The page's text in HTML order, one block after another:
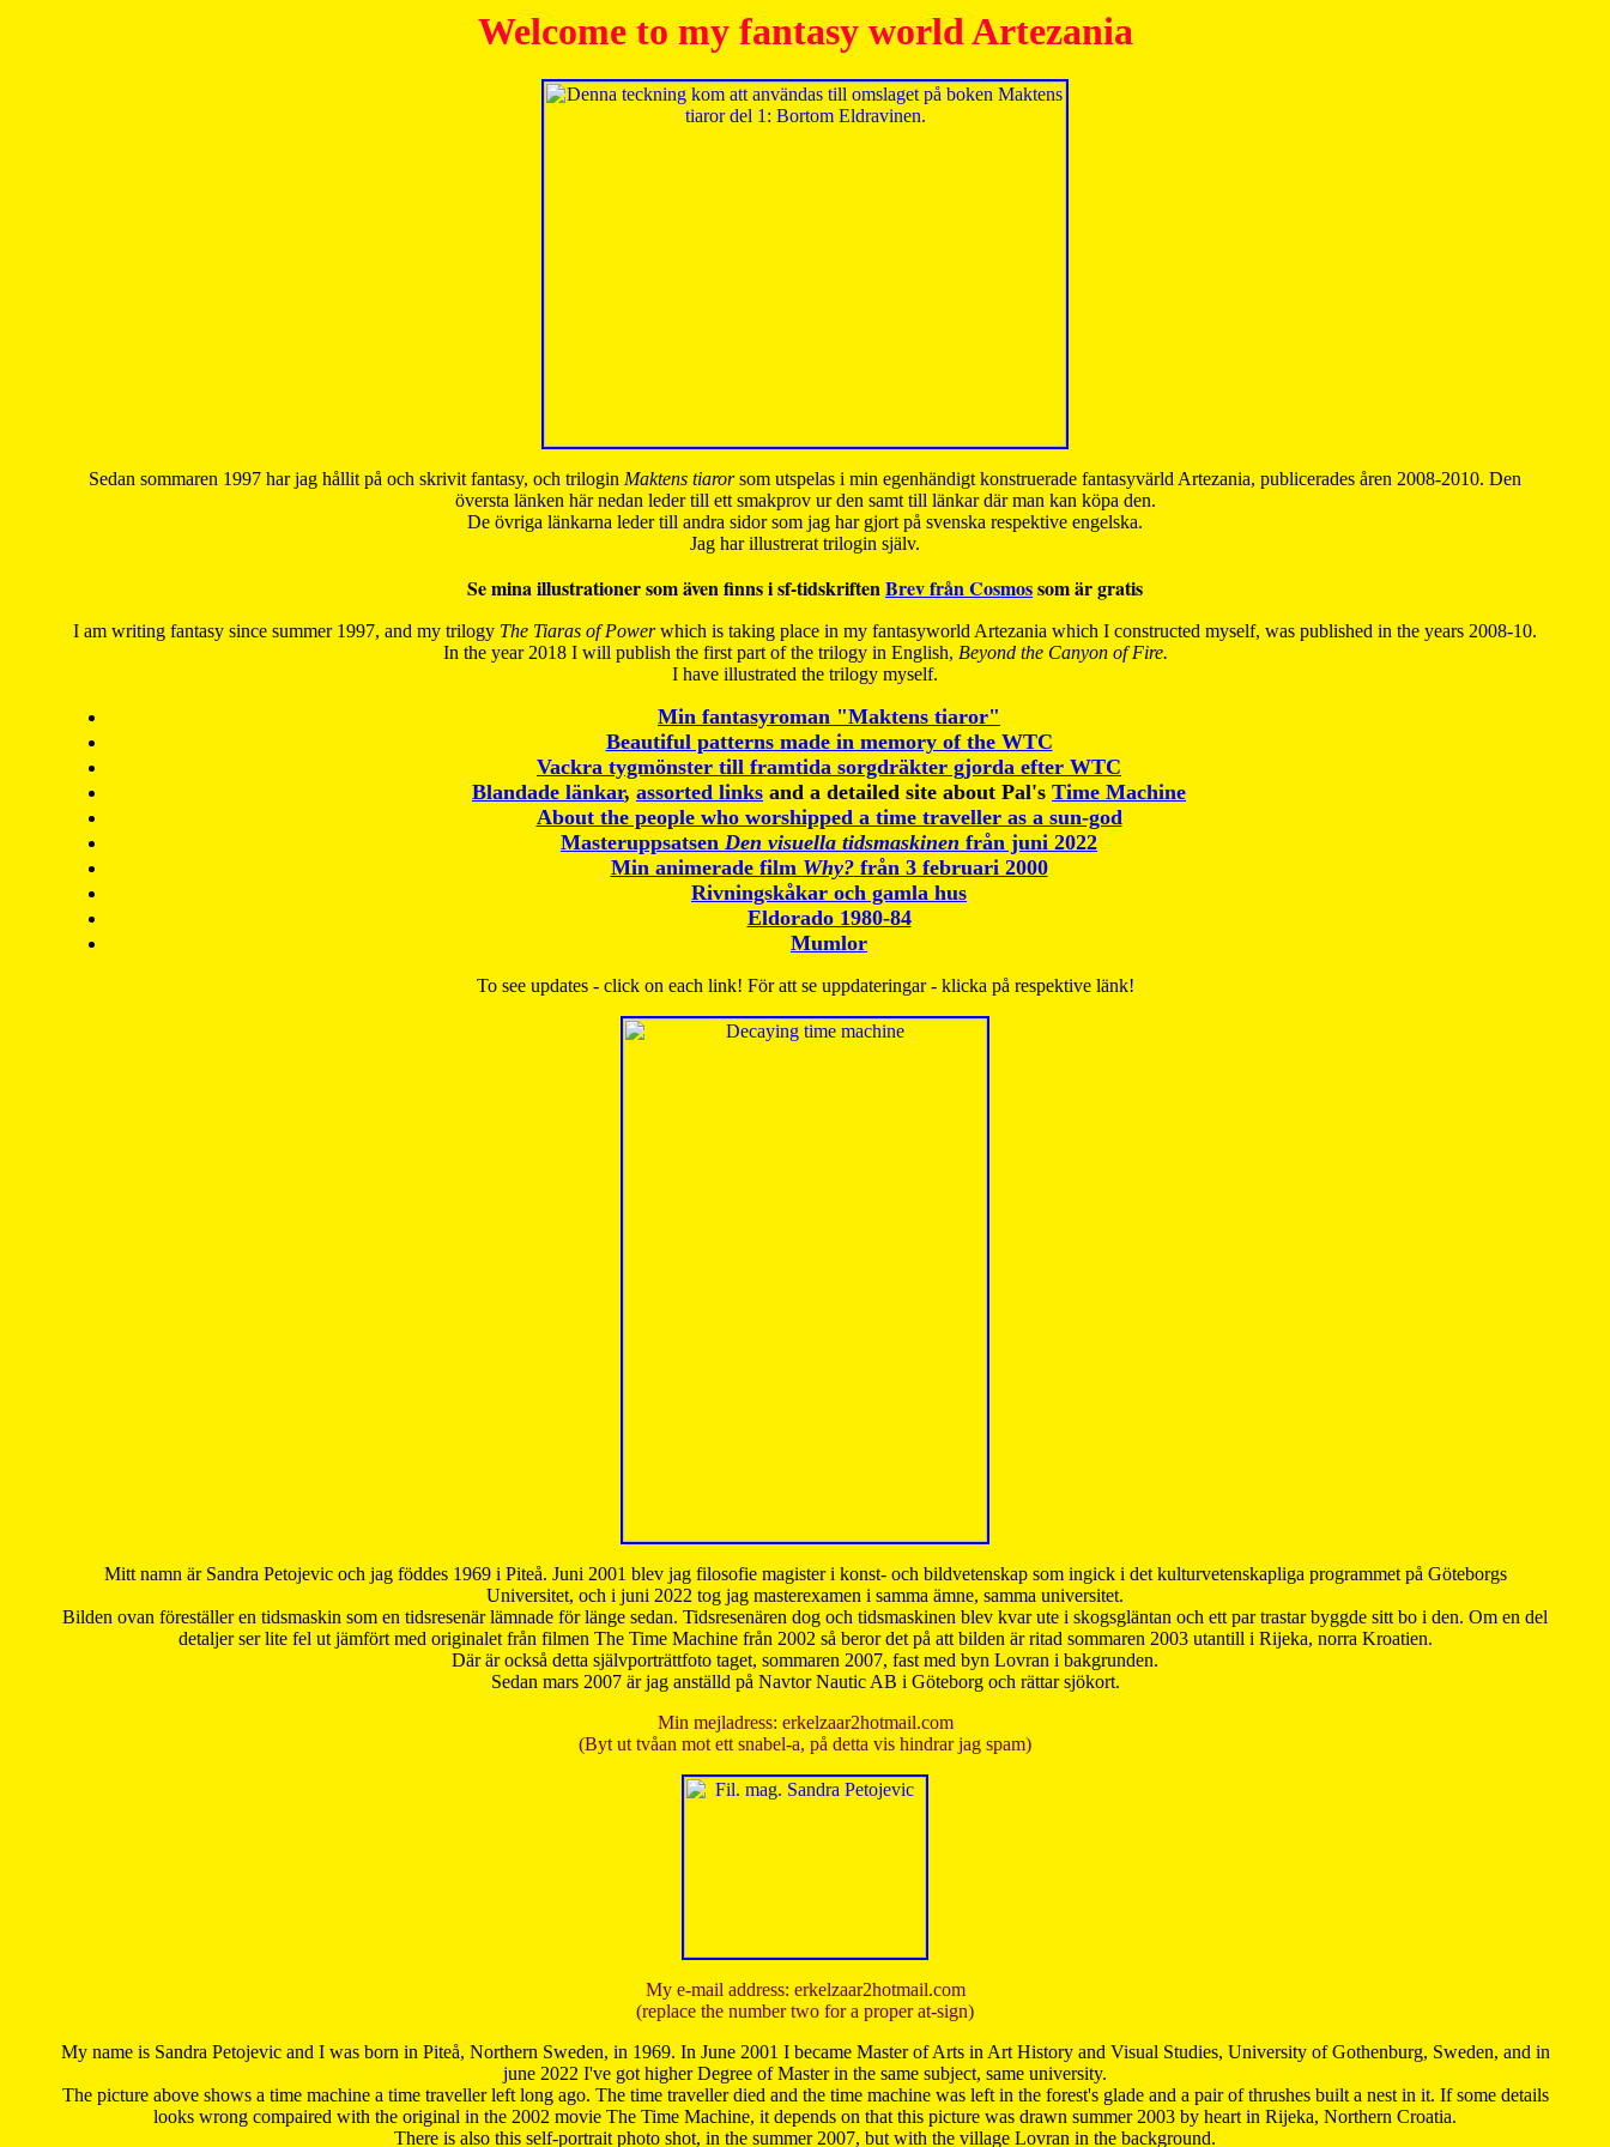
Welcome to my fantasy world Artezania
Sedan sommaren 1997 har jag hållit på och skrivit fantasy, och trilogin Maktens tiarorsom utspelas i min egenhändigt konstruerade fantasyvärld Artezania, publicerades åren 2008-2010. Den
översta länken här nedan leder till ett smakprov ur den samt till länkar där man kan köpa den.
De övriga länkarna leder till andra sidor som jag har gjort på svenska respektive engelska.
Jag har illustrerat trilogin själv.
Se mina illustrationer som även finns i sf-tidskriftenBrev från Cosmossom är gratis
I am writing fantasy since summer 1997, and my trilogy The Tiaras of Powerwhich is taking place in my fantasyworld Artezania which I constructed myself, was published in the years 2008-10.
In the year 2018 I will publish the first part of the trilogy in English, Beyond the Canyon of Fire.
I have illustrated the trilogy myself.
Min fantasyroman "Maktens tiaror"
Beautiful patterns made in memory of the WTC
Vackra tygmönster till framtida sorgdräkter gjorda efter WTC
Blandade länkar, assorted links and a detailed site about Pal's Time Machine
About the people who worshipped a time traveller as a sun-god
Masteruppsatsen Den visuella tidsmaskinen från juni 2022
Min animerade film Why?från 3 februari 2000
Rivningskåkar och gamla hus
Eldorado 1980-84
Mumlor
To see updates - click on each link! För att se uppdateringar - klicka på respektive länk!
Mitt namn är Sandra Petojevic och jag föddes 1969 i Piteå. Juni 2001 blev jag filosofie magister i konst- och bildvetenskap som ingick i det kulturvetenskapliga programmet på Göteborgs
Universitet, och i juni 2022 tog jag masterexamen i samma ämne, samma universitet.
Bilden ovan föreställer en tidsmaskin som en tidsresenär lämnade för länge sedan. Tidsresenären dog och tidsmaskinen blev kvar ute i skogsgläntan och ett par trastar byggde sitt bo i den. Om en del
detaljer ser lite fel ut jämfört med originalet från filmen The Time Machine från 2002 så beror det på att bilden är ritad sommaren 2003 utantill i Rijeka, norra Kroatien.
Där är också detta självporträttfoto taget, sommaren 2007, fast med byn Lovran i bakgrunden.
Sedan mars 2007 är jag anställd på Navtor Nautic AB i Göteborg och rättar sjökort.
Min mejladress: erkelzaar2hotmail.com
(Byt ut tvåan mot ett snabel-a, på detta vis hindrar jag spam)
My e-mail address: erkelzaar2hotmail.com
(replace the number two for a proper at-sign)
My name is Sandra Petojevic and I was born in Piteå, Northern Sweden, in 1969. In June 2001 I became Master of Arts in Art History and Visual Studies, University of Gothenburg, Sweden, and in
june 2022 I've got higher Degree of Master in the same subject, same university.
The picture above shows a time machine a time traveller left long ago. The time traveller died and the time machine was left in the forest's glade and a pair of thrushes built a nest in it. If some details
looks wrong compaired with the original in the 2002 movie The Time Machine, it depends on that this picture was drawn summer 2003 by heart in Rijeka, Northern Croatia.
There is also this self-portrait photo shot, in the summer 2007, but with the village Lovran in the background.